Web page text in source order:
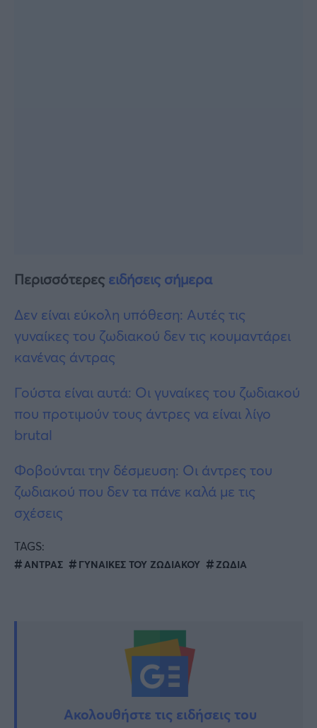
Περισσότερες ειδήσεις σήμερα
Δεν είναι εύκολη υπόθεση: Αυτές τις
γυναίκες του ζωδιακού δεν τις κουμαντάρει
κανένας άντρας
Γούστα είναι αυτά: Οι γυναίκες του ζωδιακού
που προτιμούν τους άντρες να είναι λίγο
brutal
Φοβούνται την δέσμευση: Οι άντρες του
ζωδιακού που δεν τα πάνε καλά με τις
σχέσεις
TAGS:
ΑΝΤΡΑΣ ΓΥΝΑΙΚΕΣ ΤΟΥ ΖΩΔΙΑΚΟΥ ΖΩΔΙΑ
Ακολουθήστε τις ειδήσεις του